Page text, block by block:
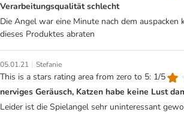
Verarbeitungsqualität schlecht
Die Angel war eine Minute nach dem
dieses Produktes abraten
05.01.21 | Stefanie
This is a stars rating area from zero to 5: 1/5
nerviges Geräusch, Katzen habe keine Lust
Leider ist die Spielangel sehr uninteressant